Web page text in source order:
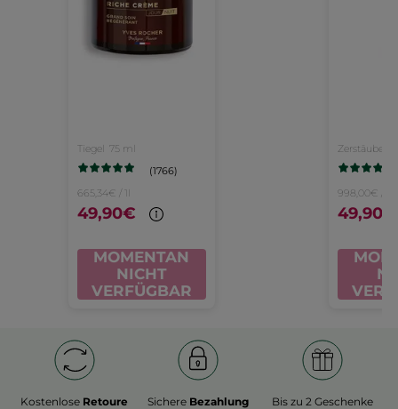
Tag &
Nacht
Tiegel 75 ml
(1766)
665,34€ / 1l
49,90€
MOMENTAN
NICHT
VERFÜGBAR
-
Zerstäuber
998,00€ / 1l
49,90€
Kostenlose Retoure Sichere Bezahlung
Bis zu 2 Geschenke